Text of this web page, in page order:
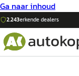
Ga naar inhoud
2.243erkende dealers